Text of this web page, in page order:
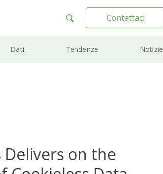
Contattaci
Dati Tendenze Notizie
Delivers on the